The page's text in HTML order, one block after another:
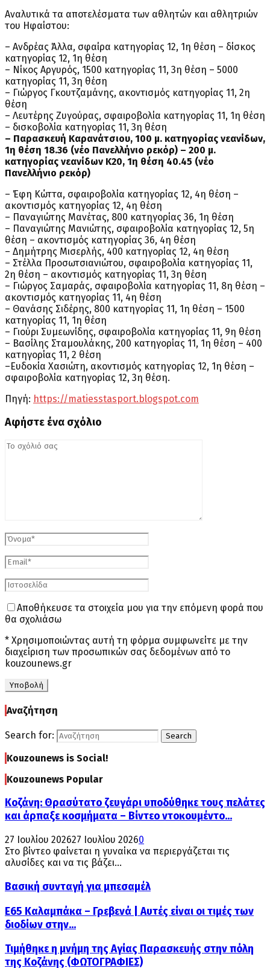
Αναλυτικά τα αποτελέσματα των αθλητών και αθλητριών
του Ηφαίστου:
– Ανδρέας Άλλα, σφαίρα κατηγορίας 12, 1η θέση – δίσκος
κατηγορίας 12, 1η θέση
– Νίκος Αργυρός, 1500 κατηγορίας 11, 3η θέση – 5000
κατηγορίας 11, 3η θέση
– Γιώργος Γκουτζαμάνης, ακοντισμός κατηγορίας 11, 2η
θέση
– Λευτέρης Ζυγούρας, σφαιροβολία κατηγορίας 11, 1η θέση
– δισκοβολία κατηγορίας 11, 3η θέση
– Παρασκευή Καρανάτσιου, 100 μ. κατηγορίας νεανίδων,
1η θέση 18.36 (νέο Πανελλήνιο ρεκόρ) – 200 μ.
κατηγορίας νεανίδων Κ20, 1η θέση 40.45 (νέο
Πανελλήνιο ρεκόρ)
– Έφη Κώττα, σφαιροβολία κατηγορίας 12, 4η θέση –
ακοντισμός κατηγορίας 12, 4η θέση
– Παναγιώτης Μανέτας, 800 κατηγορίας 36, 1η θέση
– Παναγιώτης Μανιώτης, σφαιροβολία κατηγορίας 12, 5η
θέση – ακοντισμός κατηγορίας 36, 4η θέση
– Δημήτρης Μισερλής, 400 κατηγορίας 12, 4η θέση
– Στέλλα Προσωτσιανιώτου, σφαιροβολία κατηγορίας 11,
2η θέση – ακοντισμός κατηγορίας 11, 3η θέση
– Γιώργος Σαμαράς, σφαιροβολία κατηγορίας 11, 8η θέση –
ακοντισμός κατηγορίας 11, 4η θέση
– Θανάσης Σιδέρης, 800 κατηγορίας 11, 1η θέση – 1500
κατηγορίας 11, 1η θέση
– Γιούρι Συμεωνίδης, σφαιροβολία κατηγορίας 11, 9η θέση
– Βασίλης Σταμουλάκης, 200 κατηγορίας 11, 1η θέση – 400
κατηγορίας 11, 2 θέση
–Ευδοκία Χασιώτη, ακοντισμός κατηγορίας 12, 1η θέση –
σφαιροβολία κατηγορίας 12, 3η θέση.
Πηγή: https://matiesstasport.blogspot.com
Αφήστε ένα σχόλιο
Αποθήκευσε τα στοιχεία μου για την επόμενη φορά που
θα σχολιάσω
* Χρησιμοποιώντας αυτή τη φόρμα συμφωνείτε με την
διαχείριση των προσωπικών σας δεδομένων από το
kouzounews.gr
Αναζήτηση
Search for: Search
Kouzounews is Social!
Kouzounews Popular
Κοζάνη: Θρασύτατο ζευγάρι υποδύθηκε τους πελάτες
και άρπαξε κοσμήματα – Βίντεο ντοκουμέντο...
27 Ιουλίου 202627 Ιουλίου 20260
Στο βίντεο φαίνεται η γυναίκα να περιεργάζεται τις
αλυσίδες και να τις βάζει...
Βασική συνταγή για μπεσαμέλ
Ε65 Καλαμπάκα – Γρεβενά | Αυτές είναι οι τιμές των
διοδίων στην...
Τιμήθηκε η μνήμη της Αγίας Παρασκευής στην πόλη
της Κοζάνης (ΦΩΤΟΓΡΑΦΙΕΣ)